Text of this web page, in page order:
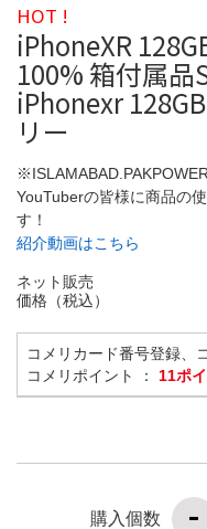
HOT !
iPhoneXR
100% 箱付属品
iPhonexr
リー
YouTuberの皆様に商品の
す！
紹介動画はこちら
ネット販売
価格（税込）
コメリカード番号登録、
コメリポイント ： 11ポ
購入個数